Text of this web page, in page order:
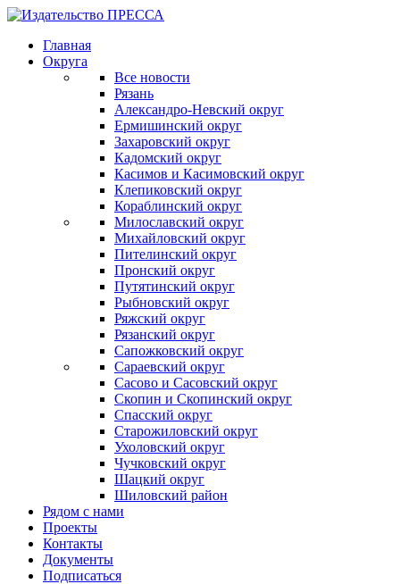
Главная
Округа
Все новости
Рязань
Александро-Невский округ
Ермишинский округ
Захаровский округ
Кадомский округ
Касимов и Касимовский округ
Клепиковский округ
Кораблинский округ
Милославский округ
Михайловский округ
Пителинский округ
Пронский округ
Путятинский округ
Рыбновский округ
Ряжский округ
Рязанский округ
Сапожковский округ
Сараевский округ
Сасово и Сасовский округ
Скопин и Скопинский округ
Спасский округ
Старожиловский округ
Ухоловский округ
Чучковский округ
Шацкий округ
Шиловский район
Рядом с нами
Проекты
Контакты
Документы
Подписаться